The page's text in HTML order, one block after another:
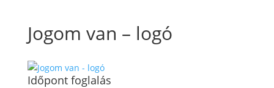
Jogom van – logó
Időpont foglalás